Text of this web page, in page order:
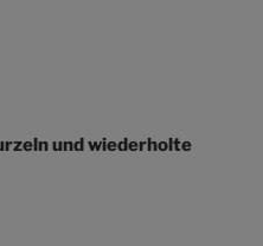
und wiederholte